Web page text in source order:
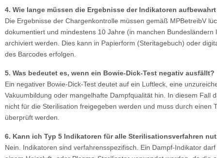
4. Wie lange müssen die Ergebnisse der Indikatoren
Die Ergebnisse der Chargenkontrolle müssen gemäß MPBetreibV
dokumentiert und mindestens 10 Jahre (in manchen Bundesländern
archiviert werden. Dies kann in Papierform (Steritagebuch) oder
des Barcodes erfolgen.
5. Was bedeutet es, wenn ein Bowie-Dick-Test negativ ausfällt?
Ein negativer Bowie-Dick-Test deutet auf ein Luftleck, eine
Vakuumbildung oder mangelhafte Dampfqualität hin. In diesem Fall
nicht für die Sterilisation freigegeben werden und muss durch einen
überprüft werden.
6. Kann ich Typ 5 Indikatoren für alle Sterilisationsverfahren
Nein. Indikatoren sind verfahrensspezifisch. Ein Dampf-Indikator